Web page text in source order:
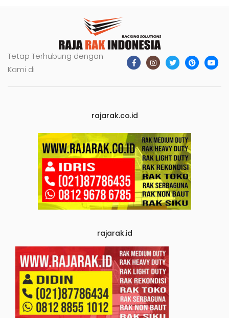
Tetap Terhubung dengan
Kami di
rajarak.co.id
rajarak.id